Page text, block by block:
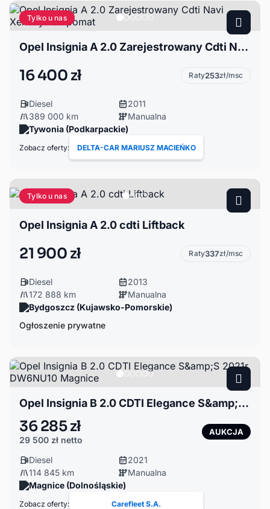
Tylko u nas
Opel Insignia A 2.0 Zarejestrowany Cdti Navi Xenony Tempomat
16 400 zł Raty253zł/msc
Diesel
2011
389 000 km
Manualna
Tywonia (Podkarpackie)
Zobacz oferty: DELTA-CAR MARIUSZ MACIEŃKO
Tylko u nas
Opel Insignia A 2.0 cdti Liftback
21 900 zł Raty337zł/msc
Diesel
2013
172 888 km
Manualna
Bydgoszcz (Kujawsko-Pomorskie)
Ogłoszenie prywatne
Opel Insignia B 2.0 CDTI Elegance S&amp;S 2021r. DW6NU10 Magnice
36 285 zł
29 500 zł netto
AUKCJA
Diesel
2021
114 845 km
Manualna
Magnice (Dolnośląskie)
Zobacz oferty: Carefleet S.A.